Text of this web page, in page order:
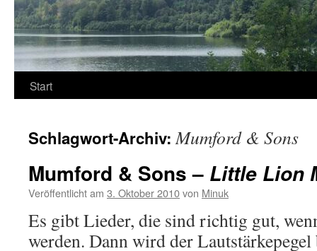
Start
Schlagwort-Archiv:Mumford & Sons
Mumford & Sons – Little Lion
Veröffentlicht am 3. Oktober 2010von Minuk
Es gibt Lieder, die sind richtig gut,
werden. Dann wird der